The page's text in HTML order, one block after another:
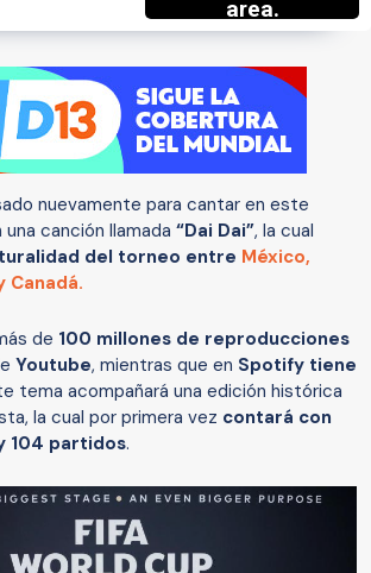
nuevamente para cantar en este
una canción llamada “Dai Dai”, la cual
del torneo entre México,
Canadá.
de 100 millones de reproducciones
Youtube, mientras que en Spotify tiene
tema acompañará una edición histórica
la cual por primera vez contará con
104 partidos.